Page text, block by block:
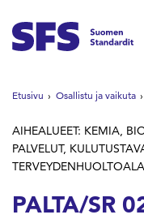
Etsi sivuilta
Hae hakutermillä
Etusivu Osallistu ja vaikuta
AIHEALUEET: KEMIA,
PALVELUT,
TERVEYDENHUOLTOALA
PALTA/SR